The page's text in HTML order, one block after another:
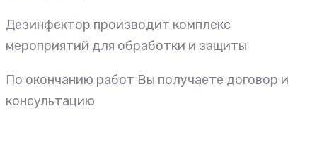
Дезинфектор производит комплекс
мероприятий для обработки и защиты
По окончанию работ Вы получаете договор и
консультацию